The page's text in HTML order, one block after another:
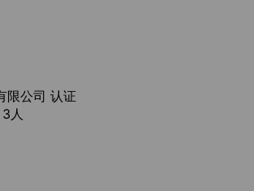
限公司 认证
3人